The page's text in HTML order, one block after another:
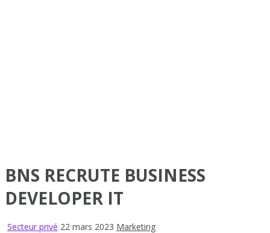
BNS RECRUTE BUSINESS
DEVELOPER IT
Secteur privé 22 mars 2023 Marketing